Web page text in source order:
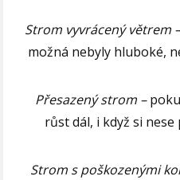
Strom vyvrácený větrem
možná nebyly hluboké,
Přesazený strom –
růst dál, i když si
Strom s poškozenými